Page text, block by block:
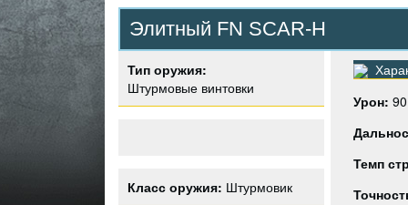
Элитный FN SCAR-H
Тип оружия:
Штурмовые винтовки
Класс оружия: Штурмовик
Урон: 90
Темп